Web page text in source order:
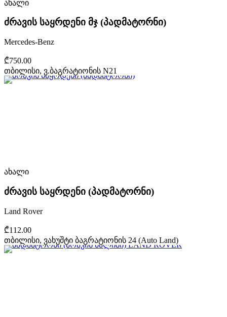
ახალი
ძრავის საყრდენი მჯ (პადმატორნი)
Mercedes-Benz
₾750.00
თბილისი, ვ.ბაგრატიონის N21
ახალი
ძრავის საყრდენი (პადმატორნი)
Land Rover
₾112.00
თბილისი, ვახუშტი ბაგრატიონის 24 (Auto Land)